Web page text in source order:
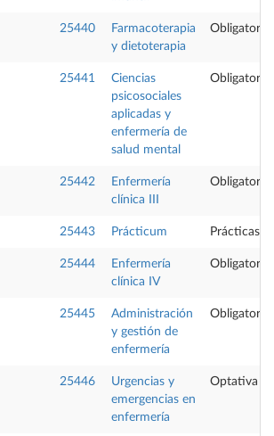
25440
Farmacoterapia
y dietoterapia
Obligatoria
25441
Ciencias
psicosociales
aplicadas y
enfermería de
salud mental
Obligatoria
25442
Enfermería
clínica III
Obligatoria
25443 Prácticum Prácticas
25444
Enfermería
clínica IV
Obligatoria
25445
Administración
y gestión de
enfermería
Obligatoria
25446
Urgencias y
emergencias en
enfermería
Optativa